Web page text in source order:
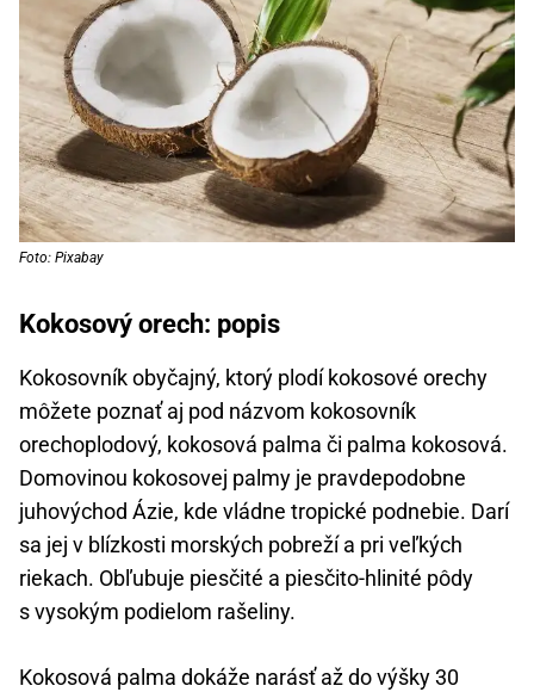
Foto: Pixabay
Kokosový orech: popis
Kokosovník obyčajný, ktorý plodí kokosové orechy
môžete poznať aj pod názvom kokosovník
orechoplodový, kokosová palma či palma kokosová.
Domovinou kokosovej palmy je pravdepodobne
juhovýchod Ázie, kde vládne tropické podnebie. Darí
sa jej v blízkosti morských pobreží a pri veľkých
riekach. Obľubuje piesčité a piesčito-hlinité pôdy
s vysokým podielom rašeliny.
Kokosová palma dokáže narásť až do výšky 30